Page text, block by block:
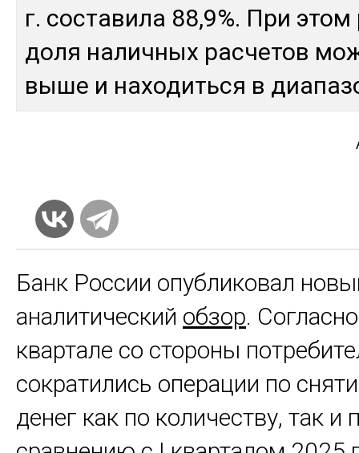
г. сос­та­вила 88,9%. При
до­ля на­лич­ных рас­че­тов
вы­ше и на­ходить­ся в
Банк России опубликовал
аналитический обзор.
квартале со стороны
сократились операции по
денег как по количеству, так и